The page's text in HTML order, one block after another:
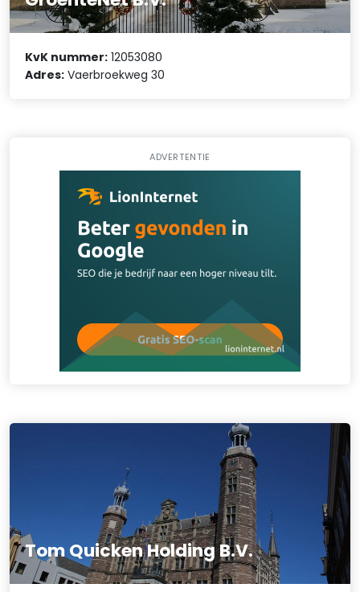
KvK nummer: 12053080
Adres: Vaerbroekweg 30
ADVERTENTIE
Tom Quicken Holding B.V.